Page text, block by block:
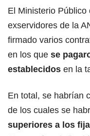
El Ministerio
exservidores de la
firmado varios
en los que se
establecidos en la
En total, se habrían
de los cuales se
superiores a los